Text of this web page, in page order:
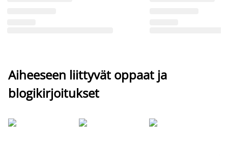
Aiheeseen liittyvät oppaat ja
blogikirjoitukset